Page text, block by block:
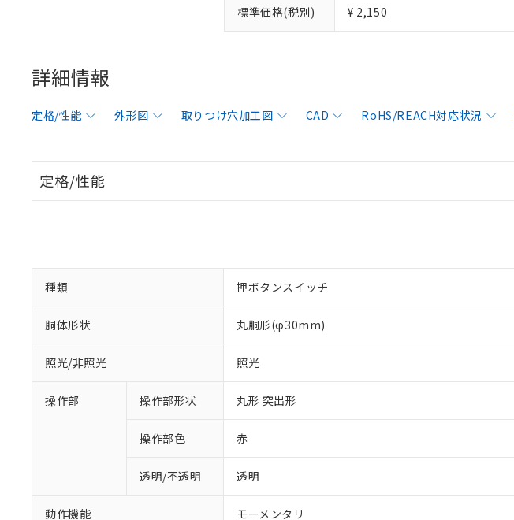
標準価格(税別) ¥ 2,150
詳細情報
定格/性能 外形図 取りつけ穴加工図 CAD RoHS/REACH対応状況
定格/性能
種類 押ボタンスイッチ
胴体形状 丸胴形(φ30mm)
照光/非照光 照光
操作部 操作部形状 丸形 突出形
操作部色 赤
透明/不透明 透明
動作機能 モーメンタリ